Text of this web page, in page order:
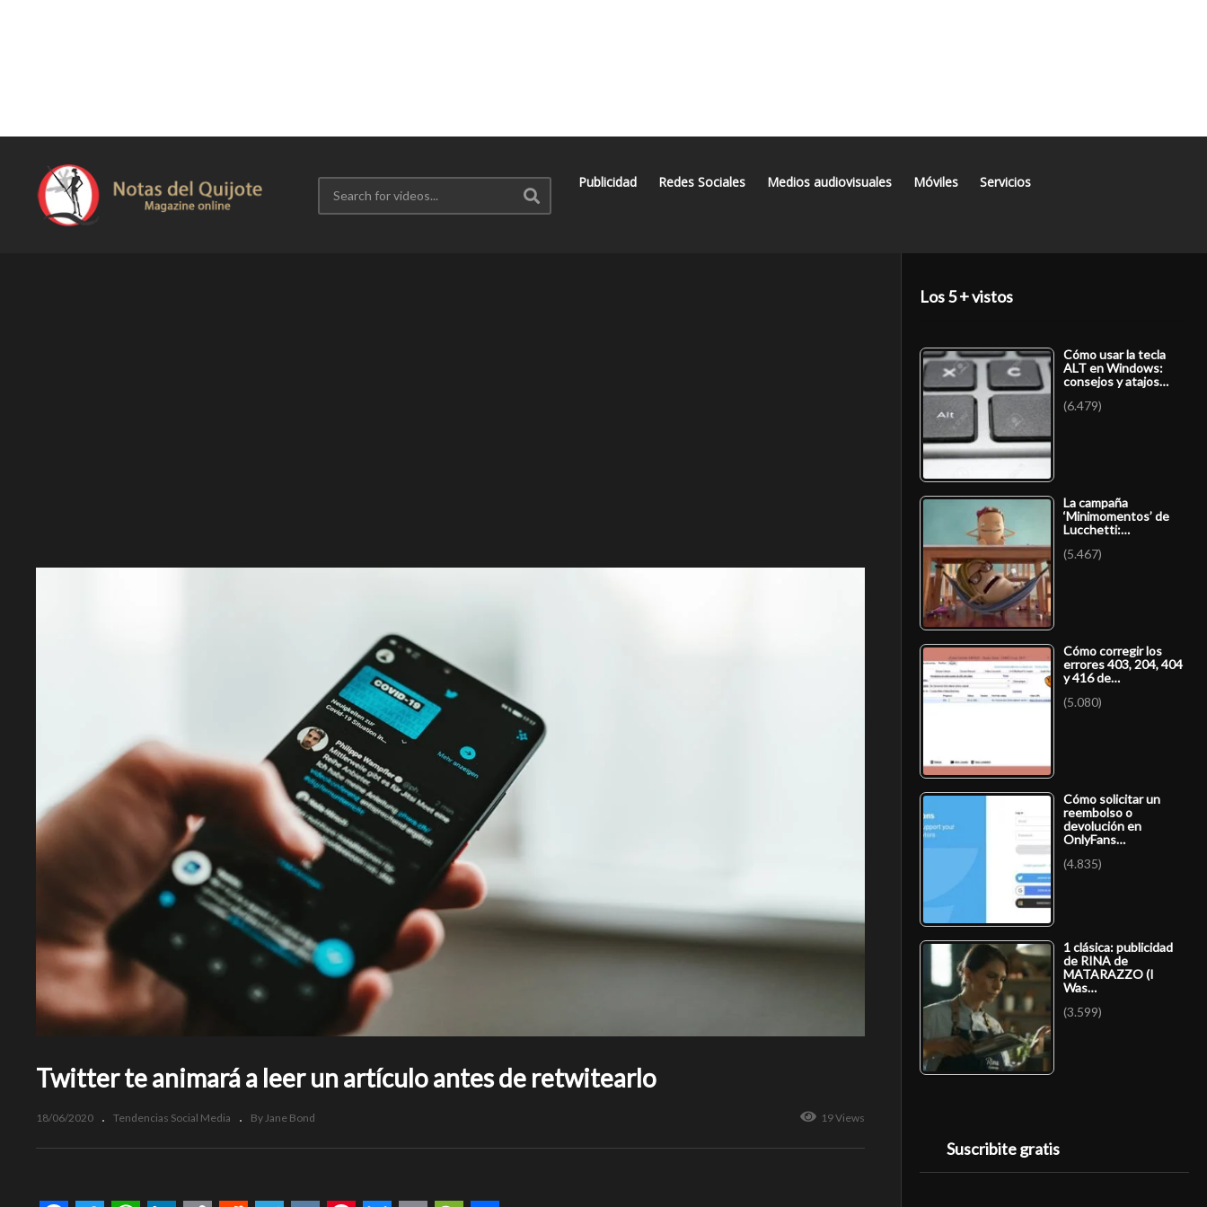
Publicidad Redes Sociales Medios audiovisuales Móviles Servicios
Twitter te animará a leer un artículo antes de retwitearlo
18/06/2020 Tendencias Social Media By Jane Bond 19 Views
Los 5 + vistos
Cómo usar la tecla
ALT en Windows:
consejos y atajos…
(6.479)
La campaña
‘Minimomentos’ de
Lucchetti:…
(5.467)
Cómo corregir los
errores 403, 204, 404
y 416 de…
(5.080)
Cómo solicitar un
reembolso o
devolución en
OnlyFans…
(4.835)
1 clásica: publicidad
de RINA de
MATARAZZO (I
Was…
(3.599)
Suscribite gratis